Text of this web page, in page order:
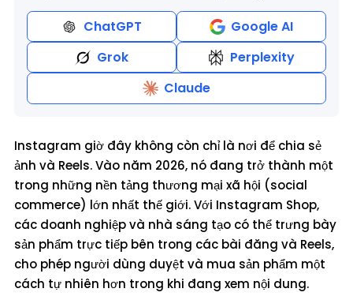
ChatGPT
Google AI
Grok
Perplexity
Claude
Instagram giờ đây không còn chỉ là nơi để chia sẻ
ảnh và Reels. Vào năm 2026, nó đang trở thành một
trong những nền tảng thương mại xã hội (social
commerce) lớn nhất thế giới. Với Instagram Shop,
các doanh nghiệp và nhà sáng tạo có thể trưng bày
sản phẩm trực tiếp bên trong các bài đăng và Reels,
cho phép người dùng duyệt và mua sản phẩm một
cách tự nhiên hơn trong khi đang xem nội dung.